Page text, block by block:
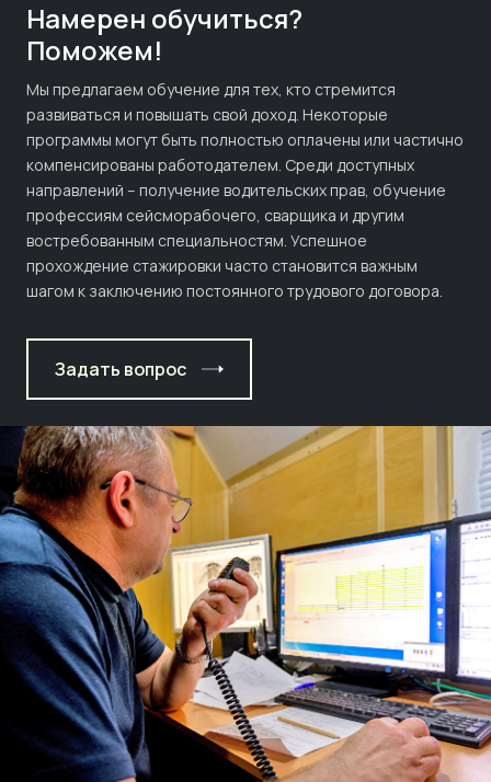
Намерен обучиться?
Поможем!
Мы предлагаем обучение для тех, кто стремится
развиваться и повышать свой доход. Некоторые
программы могут быть полностью оплачены или частично
компенсированы работодателем. Среди доступных
направлений – получение водительских прав, обучение
профессиям сейсморабочего, сварщика и другим
востребованным специальностям. Успешное
прохождение стажировки часто становится важным
шагом к заключению постоянного трудового договора.
Задать вопрос